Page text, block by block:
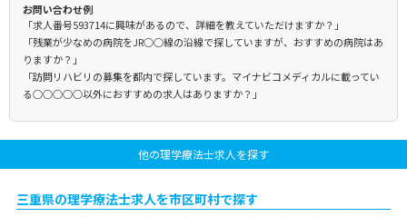
お問い合わせ例
「求人番号593714に興味があるので、詳細を教えていただけますか？」
「残業が少なめの病院をJR○○線の沿線で探していますが、おすすめの病院はあ
りますか？」
「訪問リハビリの募集を都内で探しています。マイナビコメディカルに載ってい
る○○○○○以外におすすめの求人はありますか？」
他の理学療法士求人を探す
三重県の理学療法士求人を市区町村で探す